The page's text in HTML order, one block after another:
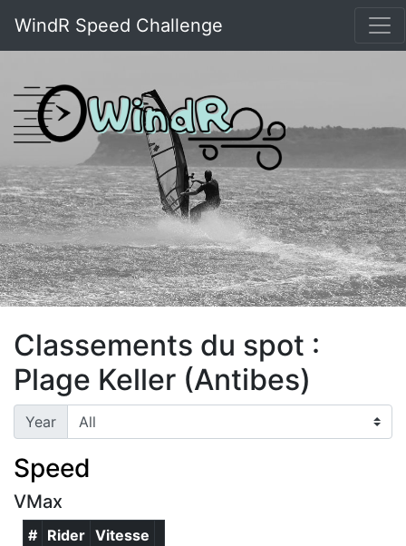
WindR Speed Challenge
Classements du spot :
Plage Keller (Antibes)
Year
Speed
VMax
# Rider Vitesse